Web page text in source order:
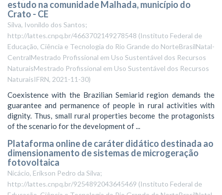
estudo na comunidade Malhada, município do
Crato - CE
Silva, Ivonildo dos Santos;
http://lattes.cnpq.br/4663702149278548 (Instituto Federal de
Educação, Ciência e Tecnologia do Rio Grande do NorteBrasilNatal-
CentralMestrado Profissional em Uso Sustentável dos Recursos
NaturaisMestrado Profissional em Uso Sustentável dos Recursos
NaturaisIFRN, 2021-11-30)
Coexistence with the Brazilian Semiarid region demands the
guarantee and permanence of people in rural activities with
dignity. Thus, small rural properties become the protagonists
of the scenario for the development of ...
Plataforma online de caráter didático destinada ao
dimensionamento de sistemas de microgeração
fotovoltaica
Nicácio, Erikson Pedro da Silva;
http://lattes.cnpq.br/9254892043645469 (Instituto Federal de